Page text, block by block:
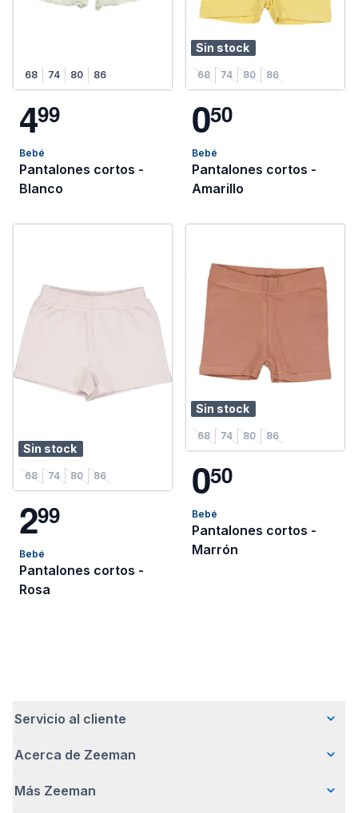
68 74 80 86
499
Bebé
Pantalones cortos -
Blanco
Sin stock
68 74 80 86
050
Bebé
Pantalones cortos -
Amarillo
Sin stock
68 74 80 86
299
Bebé
Pantalones cortos -
Rosa
Sin stock
68 74 80 86
050
Bebé
Pantalones cortos -
Marrón
Servicio al cliente
Preguntas frecuentes
Entrega
Acerca de Zeeman
Quiénes somos
Más Zeeman